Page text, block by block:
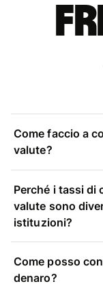
Come faccio a
valute?
Perché i tassi di
valute sono
istituzioni?
Come posso
denaro?